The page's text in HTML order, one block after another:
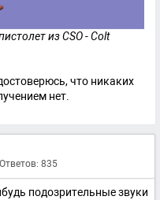
из CSO - Colt
что никаких
нет.
Ответов: 835
подозрительные звуки